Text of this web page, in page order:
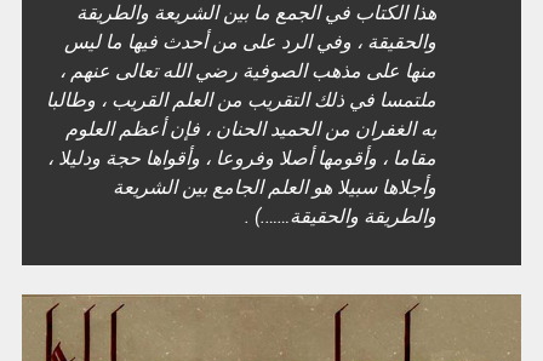
هذا الكتاب في الجمع ما بين الشريعة والطريقة
والحقيقة ، وفي الرد على من أحدث فيها ما ليس
منها على مذهب الصوفية رضي الله تعالى عنهم ،
ملتمسا في ذلك التقريب من العلم القريب ، وطالبا
به الغفران من الحميد الحنان ، فإن أعظم العلوم
مقاما ، وأقومها أصلا وفروعا ، وأقواها حجة ودليلا ،
وأجلاها سبيلا هو العلم الجامع بين الشريعة
والطريقة والحقيقة…….) .